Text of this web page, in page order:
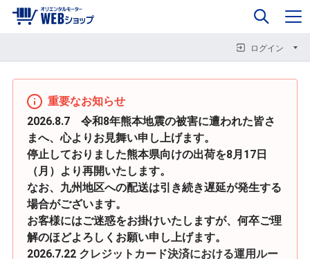
企業情報
ログイン
カート 0
重要なお知らせ
2026.8.7 令和8年熊本地震の被害に遭われた皆さ
まへ、心よりお見舞い申し上げます。
停止しておりました熊本県向けの出荷を8月17日
（月）より再開いたします。
なお、九州地区への配送は引き続き遅延が発生する
場合がございます。
お客様にはご迷惑をお掛けいたしますが、何卒ご理
解のほどよろしくお願い申し上げます。
2026.7.22 クレジットカード決済における運用ルー